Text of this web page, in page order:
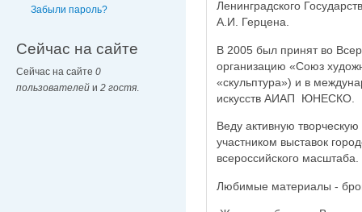
Забыли пароль?
Сейчас на сайте
Сейчас на сайте 0
пользователей и 2 гостя
Ленинградского
А.И. Герцена.
В 2005 был принят во
организацию «Союз
«скульптура») и в
искусств АИАП ЮНЕСКО.
Веду активную
участником выставок
всероссийского масштаба.
Любимые материалы -